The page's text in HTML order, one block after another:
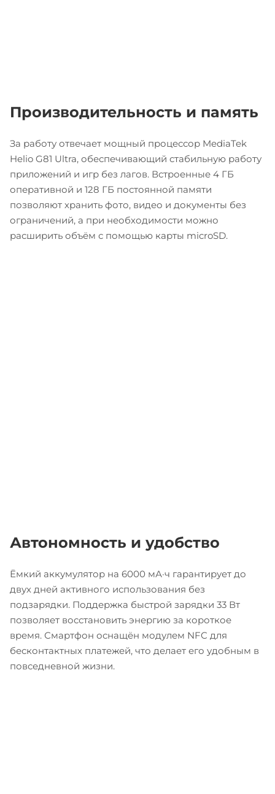
Производительность и память
За работу отвечает мощный процессор MediaTek
Helio G81 Ultra, обеспечивающий стабильную работу
приложений и игр без лагов. Встроенные 4 ГБ
оперативной и 128 ГБ постоянной памяти
позволяют хранить фото, видео и документы без
ограничений, а при необходимости можно
расширить объём с помощью карты microSD.
Автономность и удобство
Ёмкий аккумулятор на 6000 мА·ч гарантирует до
двух дней активного использования без
подзарядки. Поддержка быстрой зарядки 33 Вт
позволяет восстановить энергию за короткое
время. Смартфон оснащён модулем NFC для
бесконтактных платежей, что делает его удобным в
повседневной жизни.